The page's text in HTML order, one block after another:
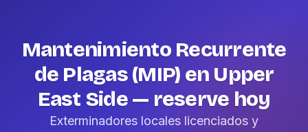
Mantenimiento Recurrente
de Plagas (MIP) en Upper
East Side — reserve hoy
Exterminadores locales licenciados y